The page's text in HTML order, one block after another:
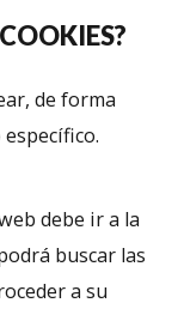
de forma
debe ir a la
buscar las
a su